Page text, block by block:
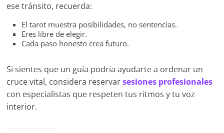
ese tránsito, recuerda:
El tarot muestra posibilidades, no sentencias.
Eres libre de elegir.
Cada paso honesto crea futuro.
Si sientes que un guía podría ayudarte a ordenar un
cruce vital, considera reservarsesiones profesionales
con especialistas que respeten tus ritmos y tu voz
interior.